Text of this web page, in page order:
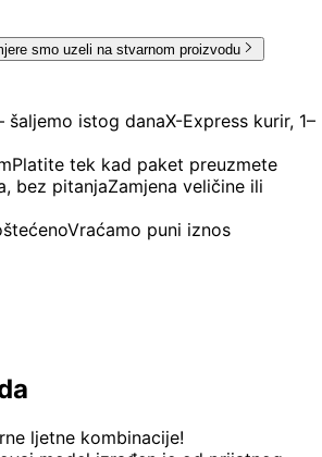
smo uzeli na stvarnom proizvodu
istog danaX-Express kurir, 1–
Platite tek kad paket preuzmete
bez pitanjaZamjena veličine ili
Vraćamo puni iznos
ljetne kombinacije!